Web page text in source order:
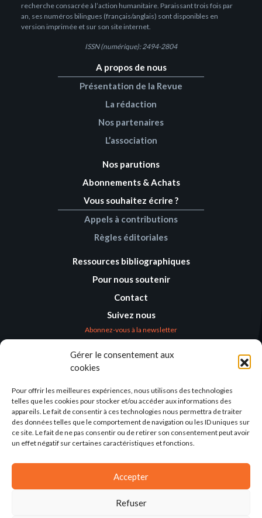
Gérer le consentement aux
cookies
Pour offrir les meilleures expériences, nous utilisons des technologies
telles que les cookies pour stocker et/ou accéder aux informations des
appareils. Le fait de consentir à ces technologies nous permettra de traiter
des données telles que le comportement de navigation ou les ID uniques sur
ce site. Le fait de ne pas consentir ou de retirer son consentement peut avoir
un effet négatif sur certaines caractéristiques et fonctions.
Accepter
Refuser
recherche consacrée à l’action humanitaire. Paraissant trois fois par
an, ses numéros bilingues (français/anglais) sont disponibles en
version imprimée et sur son site internet.
ISSN (numérique): 2494-2804
A propos de nous
Présentation de la Revue
La rédaction
Nos partenaires
L’association
Nos parutions
Abonnements & Achats
Vous souhaitez écrire ?
Appels à contributions
Règles éditoriales
Ressources bibliographiques
Pour nous soutenir
Contact
Suivez nous
Abonnez-vous à la newsletter
Humanitaires –
Humanitarian
Alternatives
138 avenue des Frères
Lumière – CS 88379